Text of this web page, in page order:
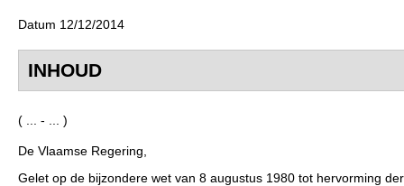
Datum 12/12/2014
INHOUD
( ... - ... )
De Vlaamse Regering,
Gelet op de bijzondere wet van 8 augustus 1980 tot hervorming